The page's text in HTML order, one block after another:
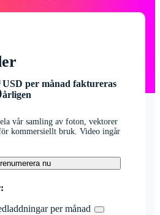
USD per månad faktureras
årligen
vår samling av foton, vektorer
kommersiellt bruk. Video ingår
nu
per månad